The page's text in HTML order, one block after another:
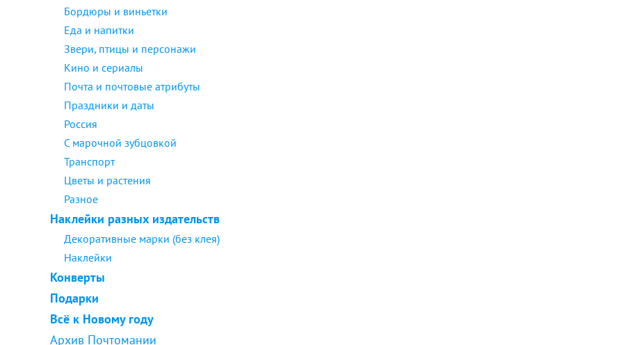
Бордюры и виньетки
Еда и напитки
Звери, птицы и персонажи
Кино и сериалы
Почта и почтовые атрибуты
Праздники и даты
Россия
С марочной зубцовкой
Транспорт
Цветы и растения
Разное
Наклейки разных издательств
Декоративные марки (без клея)
Наклейки
Конверты
Подарки
Всё к Новому году
Архив Почтомании